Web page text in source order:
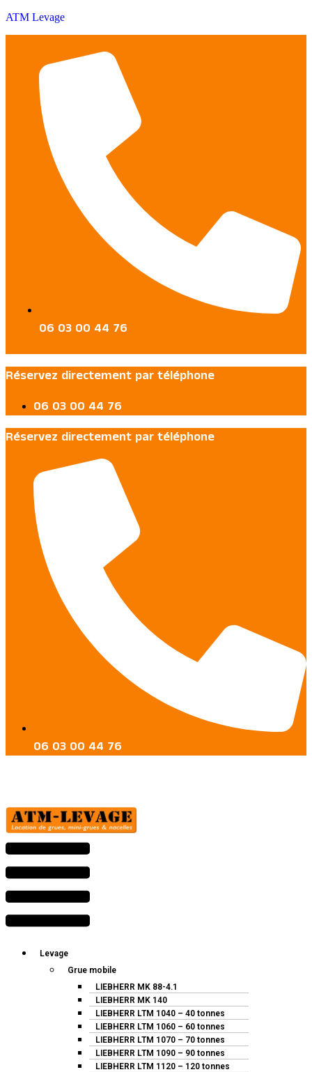
ATM Levage
06 03 00 44 76
Réservez directement par téléphone
06 03 00 44 76
Réservez directement par téléphone
06 03 00 44 76
Menu
Levage
Grue mobile
LIEBHERR MK 88-4.1
LIEBHERR MK 140
LIEBHERR LTM 1040 – 40 tonnes
LIEBHERR LTM 1060 – 60 tonnes
LIEBHERR LTM 1070 – 70 tonnes
LIEBHERR LTM 1090 – 90 tonnes
LIEBHERR LTM 1120 – 120 tonnes